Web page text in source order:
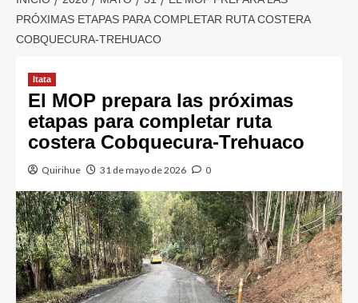
PRÓXIMAS ETAPAS PARA COMPLETAR RUTA COSTERA
COBQUECURA-TREHUACO
Itata
El MOP prepara las próximas
etapas para completar ruta
costera Cobquecura-Trehuaco
Quirihue 31 de mayo de 2026 0